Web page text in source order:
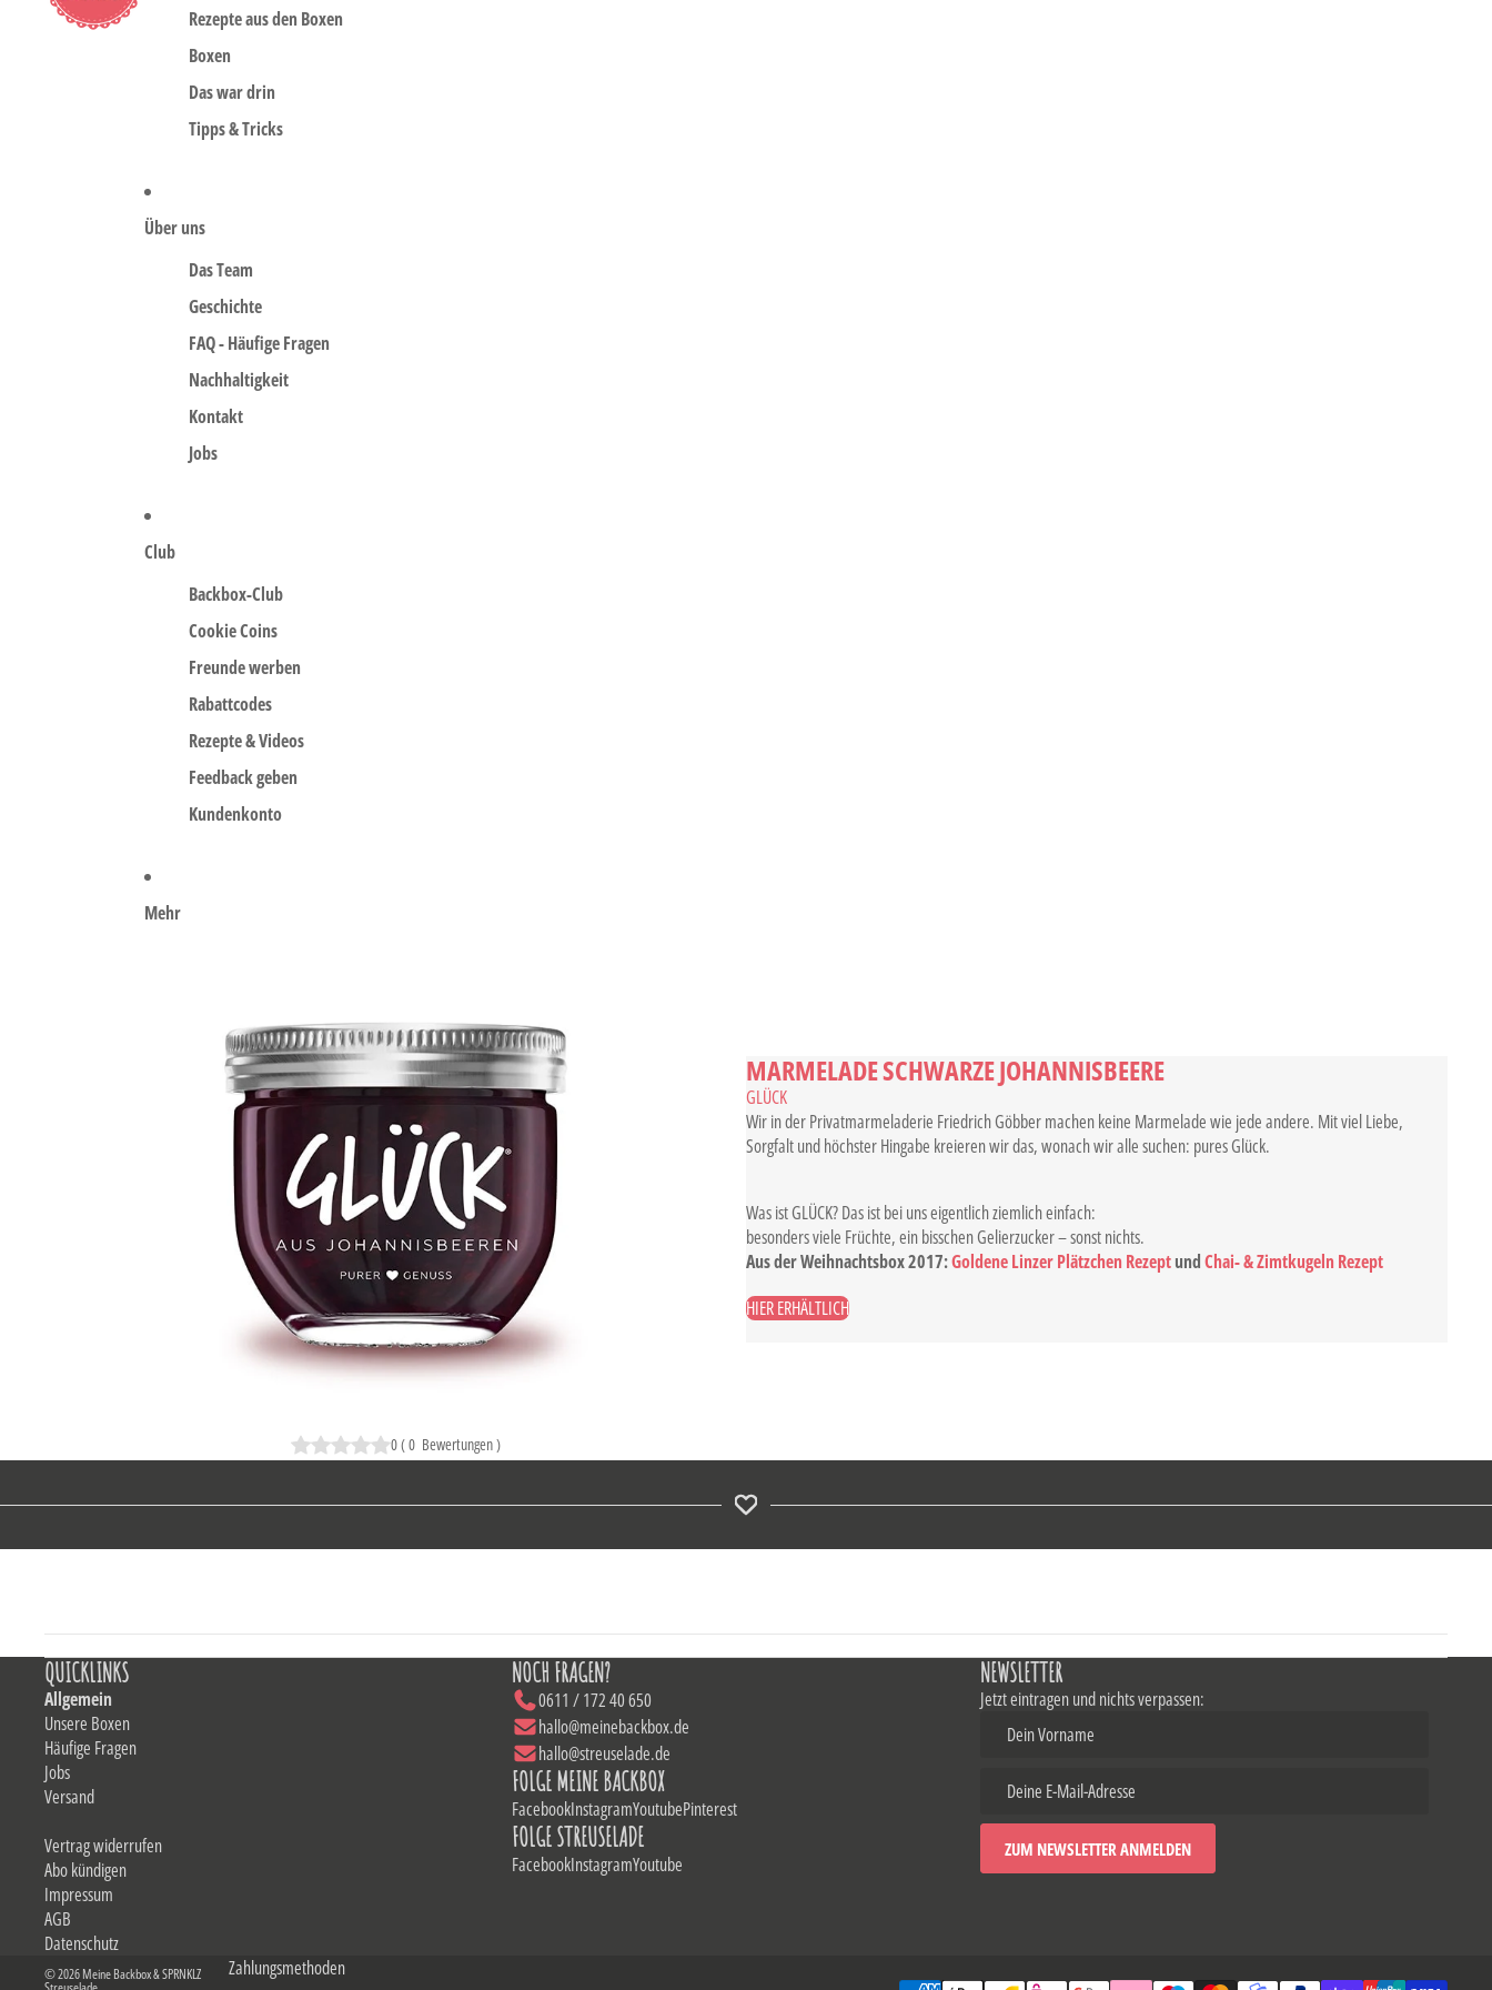
Rezepte aus den Boxen
Boxen
Das war drin
Tipps & Tricks
Über uns
Das Team
Geschichte
FAQ - Häufige Fragen
Nachhaltigkeit
Kontakt
Jobs
Club
Backbox-Club
Cookie Coins
Freunde werben
Rabattcodes
Rezepte & Videos
Feedback geben
Kundenkonto
Mehr
0(0 Bewertungen)
MARMELADE SCHWARZE JOHANNISBEERE
GLÜCK
Wir in der Privatmarmeladerie Friedrich Göbber machen keine Marmelade wie jede andere. Mit viel Liebe,
Sorgfalt und höchster Hingabe kreieren wir das, wonach wir alle suchen: pures Glück.
Was ist GLÜCK? Das ist bei uns eigentlich ziemlich einfach:
besonders viele Früchte, ein bisschen Gelierzucker – sonst nichts.
Aus der Weihnachtsbox 2017:Goldene Linzer Plätzchen RezeptundChai- & Zimtkugeln Rezept
HIER ERHÄLTLICH
QUICKLINKS
Allgemein
Unsere Boxen
Häufige Fragen
Jobs
Versand
Vertrag widerrufen
Abo kündigen
Impressum
AGB
Datenschutz
NOCH FRAGEN?
0611 / 172 40 650
hallo@meinebackbox.de
hallo@streuselade.de
FOLGE MEINE BACKBOX
FacebookInstagramYoutubePinterest
FOLGE STREUSELADE
FacebookInstagramYoutube
NEWSLETTER
Jetzt eintragen und nichts verpassen:
© 2026Meine Backbox & SPRNKLZ Zahlungsmethoden